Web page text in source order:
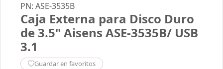
PN: ASE-3535B
Caja Externa para Disco Duro
de 3.5" Aisens ASE-3535B/ USB
3.1
Guardar en favoritos